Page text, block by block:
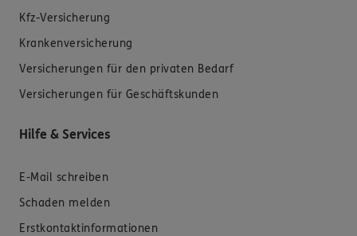
Kfz-Versicherung
Krankenversicherung
Versicherungen für den privaten Bedarf
Versicherungen für Geschäftskunden
Hilfe & Services
E-Mail schreiben
Schaden melden
Erstkontaktinformationen